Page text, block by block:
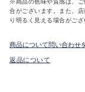
合がございます。また、
り明るく見える場合がご
商品について問い合わせ
返品について